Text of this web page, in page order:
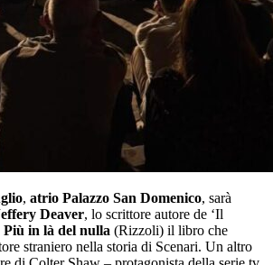
, atrio Palazzo San Domenico, sarà
Deaver, lo scrittore autore de ‘Il
Più in là del nulla (Rizzoli) il libro che
straniero nella storia di Scenari. Un altro